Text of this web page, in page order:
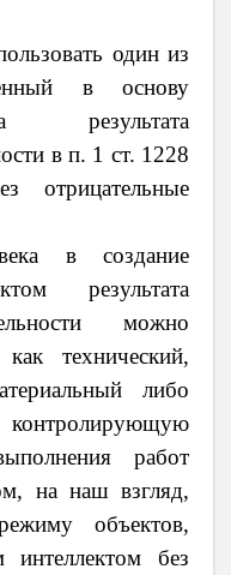
один из
в основу
результата
в п. 1 ст. 1228
в создание
результата
можно
как технический,
либо
работ
на наш взгляд,
объектов,
интеллектом без